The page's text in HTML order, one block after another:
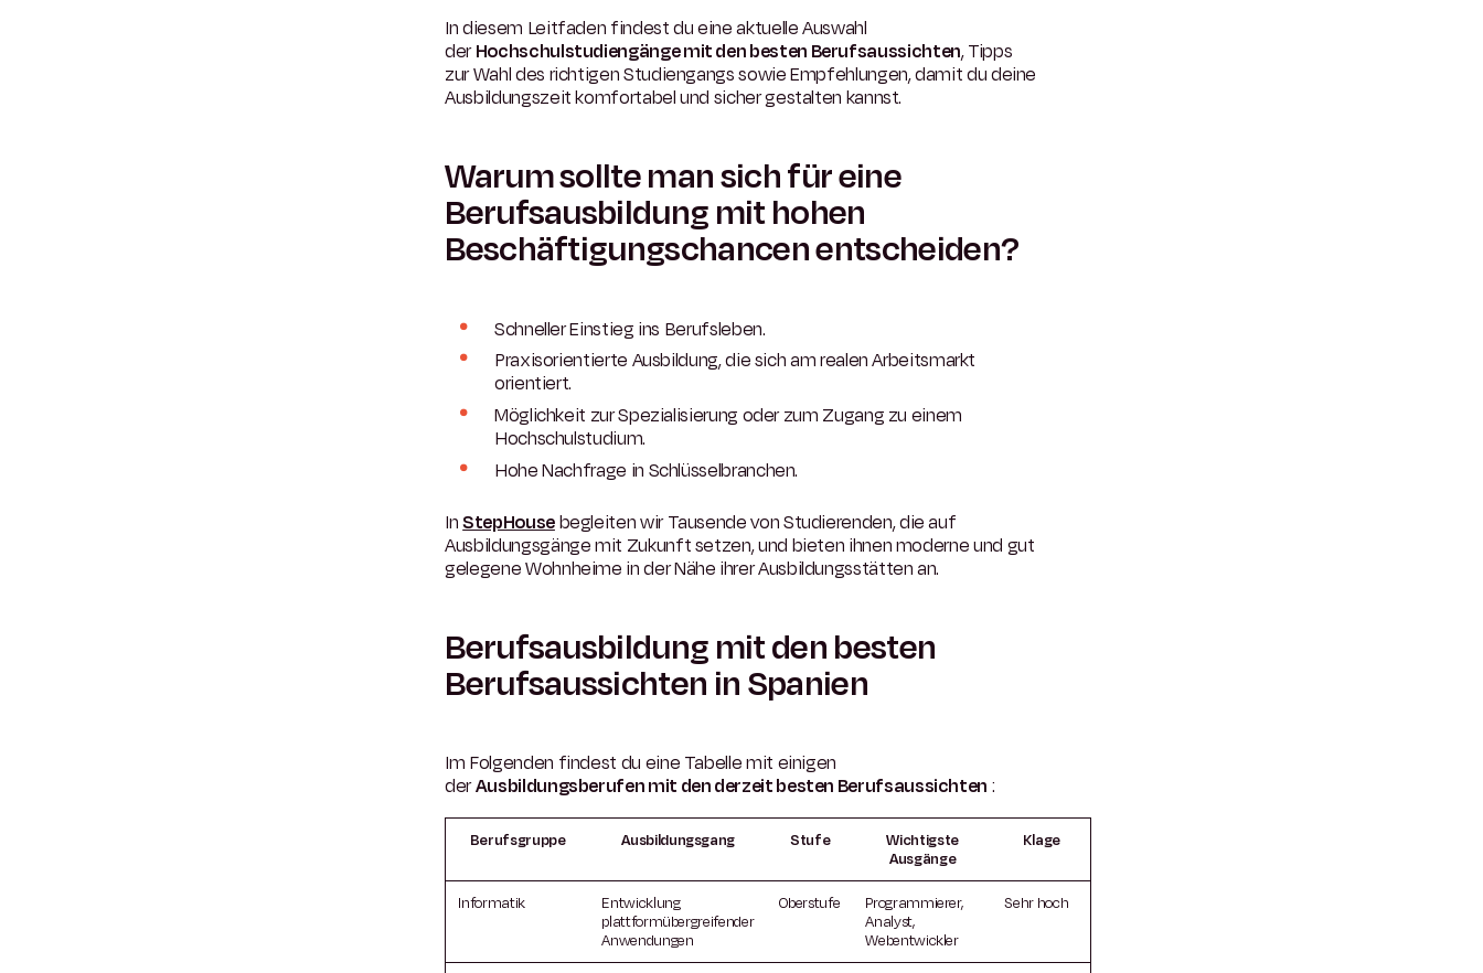
In diesem Leitfaden findest du eine aktuelle Auswahl
derHochschulstudiengänge mit den besten Berufsaussichten, Tipps
zur Wahl des richtigen Studiengangs sowie Empfehlungen, damit du deine
Ausbildungszeit komfortabel und sicher gestalten kannst.
Warum sollte man sich für eine
Berufsausbildung mit hohen
Beschäftigungschancen entscheiden?
Schneller Einstieg ins Berufsleben.
Praxisorientierte Ausbildung, die sich am realen Arbeitsmarkt
orientiert.
Möglichkeit zur Spezialisierung oder zum Zugang zu einem
Hochschulstudium.
Hohe Nachfrage in Schlüsselbranchen.
InStepHousebegleiten wir Tausende von Studierenden, die auf
Ausbildungsgänge mit Zukunft setzen, und bieten ihnen moderne und gut
gelegene Wohnheime in der Nähe ihrer Ausbildungsstätten an.
Berufsausbildung mit den besten
Berufsaussichten in Spanien
Im Folgenden findest du eine Tabelle mit einigen
derAusbildungsberufen mit den derzeit besten Berufsaussichten :
Berufsgruppe Ausbildungsgang Stufe
Wichtigste
Ausgänge
Klage
Informatik
Entwicklung
plattformübergreifender
Anwendungen
Oberstufe
Programmierer,
Analyst,
Webentwickler
Sehr hoch